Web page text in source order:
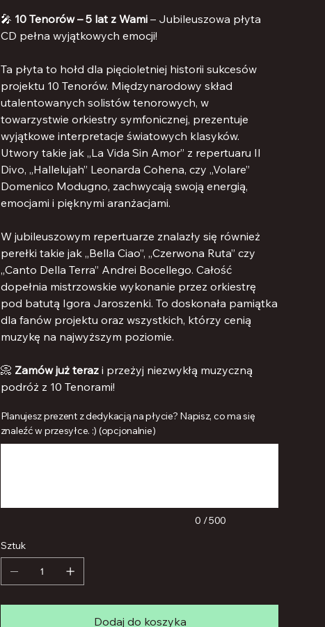
🎤 10 Tenorów – 5 lat z Wami– Jubileuszowa płyta
CD pełna wyjątkowych emocji!
Ta płyta to hołd dla pięcioletniej historii sukcesów
projektu 10 Tenorów. Międzynarodowy skład
utalentowanych solistów tenorowych, w
towarzystwie orkiestry symfonicznej, prezentuje
wyjątkowe interpretacje światowych klasyków.
Utwory takie jak „La Vida Sin Amor” z repertuaru Il
Divo, „Hallelujah” Leonarda Cohena, czy „Volare”
Domenico Modugno, zachwycają swoją energią,
emocjami i pięknymi aranżacjami.
W jubileuszowym repertuarze znalazły się również
perełki takie jak „Bella Ciao”, „Czerwona Ruta” czy
„Canto Della Terra” Andrei Bocellego. Całość
dopełnia mistrzowskie wykonanie przez orkiestrę
pod batutą Igora Jaroszenki. To doskonała pamiątka
dla fanów projektu oraz wszystkich, którzy cenią
muzykę na najwyższym poziomie.
📀 Zamów już terazi przeżyj niezwykłą muzyczną
podróż z 10 Tenorami!
Planujesz prezent z dedykacją na płycie? Napisz, co ma się
znaleźć w przesyłce. :) (opcjonalnie)
0 / 500
Sztuk
Dodaj do koszyka